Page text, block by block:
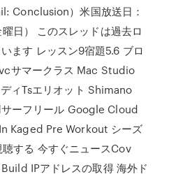
Conclusion）米国放送日：
日） このスレッドは過去ロ
ます レッスン9宿題5.6 ブロ
サマークラス Mac Studio
ィTsエリオット Shimano
ーフリール Google Cloud
Kaged Pre Workout シーズ
する 今すぐニュースCov
IPアドレスの取得 海外ド